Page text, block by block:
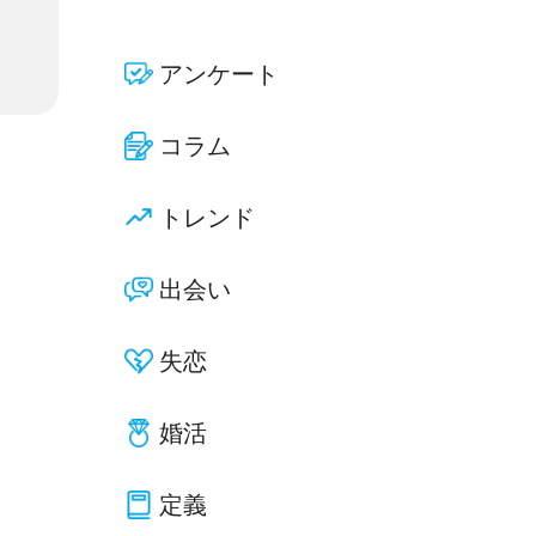
アンケート
コラム
トレンド
出会い
失恋
婚活
定義